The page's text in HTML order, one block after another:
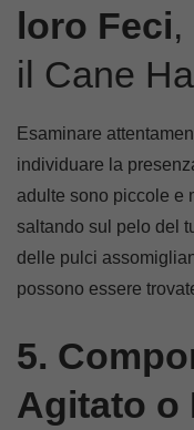
loro Feci
il Cane
Esaminare
individuare la
adulte sono piccole e
saltando sul pelo del
delle pulci
possono essere
5.
Agitato o